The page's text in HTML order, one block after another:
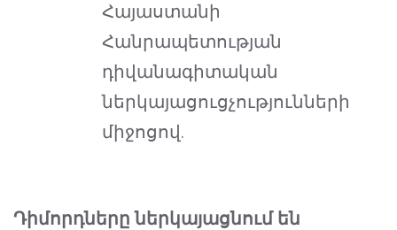
Հայաստանի
Հանրապետության
դիվանագիտական
ներկայացուցչությունների
միջոցով.
Դիմորդները ներկայացնում են